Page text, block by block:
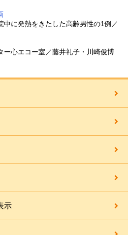
中に発熱をきたした高齢男性の1例／
ー心エコー室／藤井礼子・川崎俊博
示